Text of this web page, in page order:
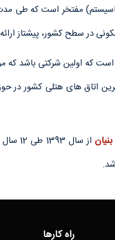
در سطح کشور، پیشتاز
از سال 1393 طی 12 سال متوالی توسط معاونت علمی و فناوری ریاست جمهور و قرارداد همکاری با شرکتهای
راه کارها